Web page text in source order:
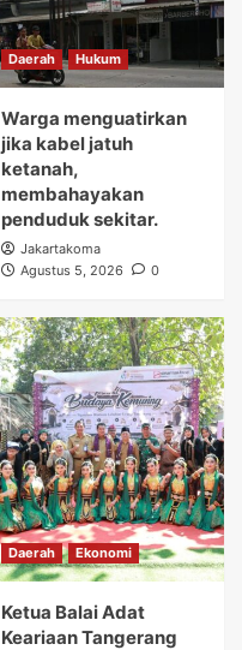
Daerah Hukum
Warga menguatirkan
jika kabel jatuh
ketanah,
membahayakan
penduduk sekitar.
Jakartakoma
Agustus 5, 2026
0
Daerah Ekonomi
Ketua Balai Adat
Keariaan Tangerang